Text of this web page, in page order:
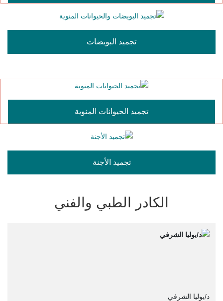
تجميد البويضات
تجميد الحيوانات المنوية
تجميد الأجنة
الكادر الطبي والفني
د/يوليا الشرفي